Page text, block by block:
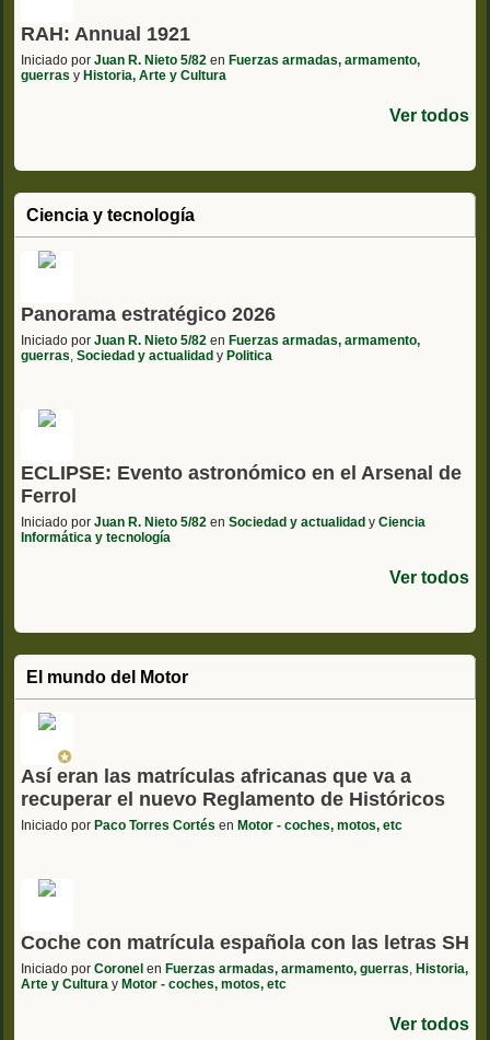
RAH: Annual 1921
Iniciado por Juan R. Nieto 5/82 en Fuerzas armadas, armamento,
guerras y Historia, Arte y Cultura
Ver todos
Ciencia y tecnología
Panorama estratégico 2026
Iniciado por Juan R. Nieto 5/82 en Fuerzas armadas, armamento,
guerras, Sociedad y actualidad y Politica
ECLIPSE: Evento astronómico en el Arsenal de
Ferrol
Iniciado por Juan R. Nieto 5/82 en Sociedad y actualidad y Ciencia
Informática y tecnología
Ver todos
El mundo del Motor
Así eran las matrículas africanas que va a
recuperar el nuevo Reglamento de Históricos
Iniciado por Paco Torres Cortés en Motor - coches, motos, etc
Coche con matrícula española con las letras SH
Iniciado por Coronel en Fuerzas armadas, armamento, guerras, Historia,
Arte y Cultura y Motor - coches, motos, etc
Ver todos